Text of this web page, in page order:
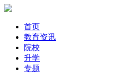
首页
教育资讯
院校
升学
专题